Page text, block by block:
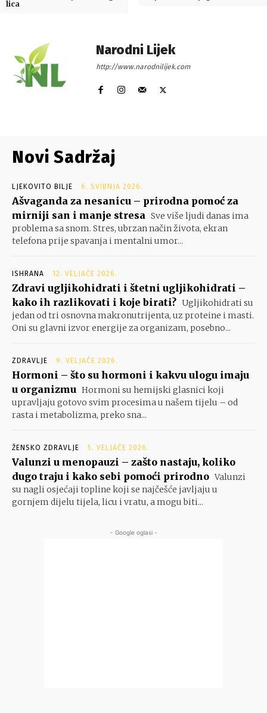
lica
Narodni Lijek
http://www.narodnilijek.com
Novi Sadržaj
LJEKOVITO BILJE 6. SVIBNJA 2026.
Ašvaganda za nesanicu – prirodna pomoć za
mirniji san i manje stresa Sve više ljudi danas ima
problema sa snom. Stres, ubrzan način života, ekran
telefona prije spavanja i mentalni umor...
ISHRANA 12. VELJAČE 2026.
Zdravi ugljikohidrati i štetni ugljikohidrati –
kako ih razlikovati i koje birati? Ugljikohidrati su
jedan od tri osnovna makronutrijenta, uz proteine i masti.
Oni su glavni izvor energije za organizam, posebno...
ZDRAVLJE 9. VELJAČE 2026.
Hormoni – što su hormoni i kakvu ulogu imaju
u organizmu Hormoni su hemijski glasnici koji
upravljaju gotovo svim procesima u našem tijelu – od
rasta i metabolizma, preko sna...
ŽENSKO ZDRAVLJE 5. VELJAČE 2026.
Valunzi u menopauzi – zašto nastaju, koliko
dugo traju i kako sebi pomoći prirodno Valunzi
su nagli osjećaji topline koji se najčešće javljaju u
gornjem dijelu tijela, licu i vratu, a mogu biti...
- Google oglasi -